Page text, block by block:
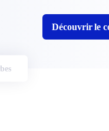
Découvrir le